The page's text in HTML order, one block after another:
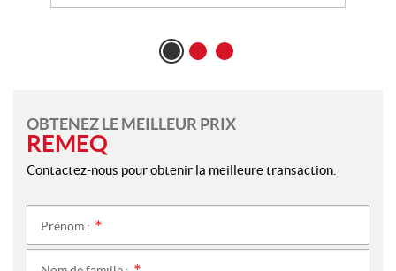
OBTENEZ LE MEILLEUR PRIX
REMEQ
Contactez-nous pour obtenir la meilleure transaction.
Prénom :